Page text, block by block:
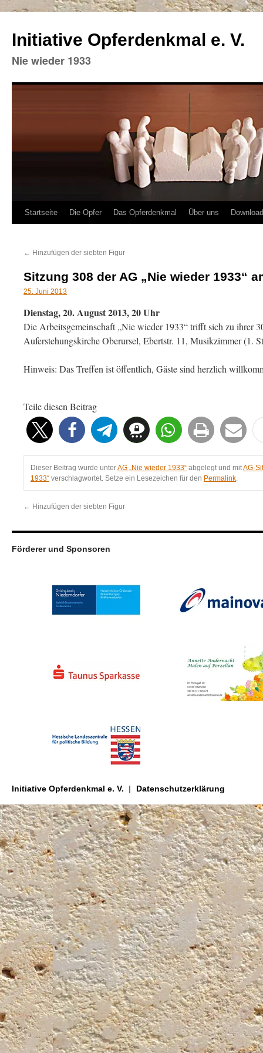
Initiative Opferdenkmal e. V.
Nie wieder 1933
Zum
springen
Startseite Die Opfer Das Opferdenkmal Über uns
← Hinzufügen der siebten Figur
Sitzung 308 der AG „Nie wieder 1933“
25. Juni 2013
Dienstag, 20. August 2013, 20 Uhr
Die Arbeitsgemeinschaft „Nie wieder 1933“ trifft sich zu ihrer
Auferstehungskirche Oberursel, Ebertstr. 11, Musikzimmer (1.
Hinweis: Das Treffen ist öffentlich, Gäste sind herzlich
Teile diesen Beitrag
Dieser Beitrag wurde unterAG „Nie wieder 1933“ abgelegt und mitAG-
1933“ verschlagwortet. Setze ein Lesezeichen für den Permalink.
← Hinzufügen der siebten Figur
Förderer und Sponsoren
Initiative Opferdenkmal e. V. Datenschutzerklärung